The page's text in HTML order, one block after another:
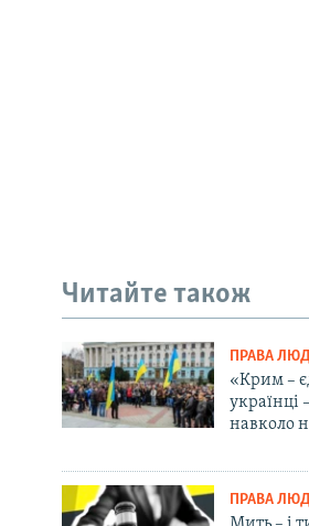
Читайте також
ПРАВА
«Крим –
українці
навколо
ПРАВА